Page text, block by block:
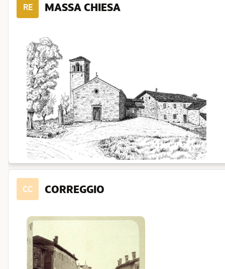
RE MASSA CHIESA
CC CORREGGIO